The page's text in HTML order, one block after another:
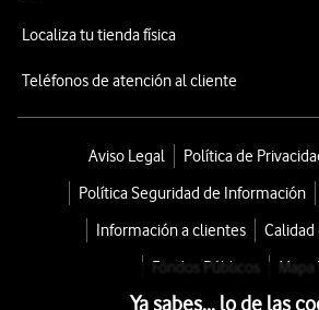
Localiza tu tienda física
Teléfonos de atención al cliente
Aviso Legal
Política de
Política Seguridad de Información
Información a clientes
Fondos Públicos
Mapa
Ya sabes... lo de las